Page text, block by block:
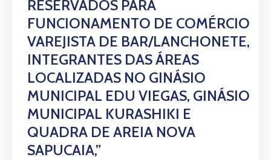
RESERVADOS PARA
FUNCIONAMENTO DE COMÉRCIO
VAREJISTA DE BAR/LANCHONETE,
INTEGRANTES DAS ÁREAS
LOCALIZADAS NO GINÁSIO
MUNICIPAL EDU VIEGAS, GINÁSIO
MUNICIPAL KURASHIKI E
QUADRA DE AREIA NOVA
SAPUCAIA,”